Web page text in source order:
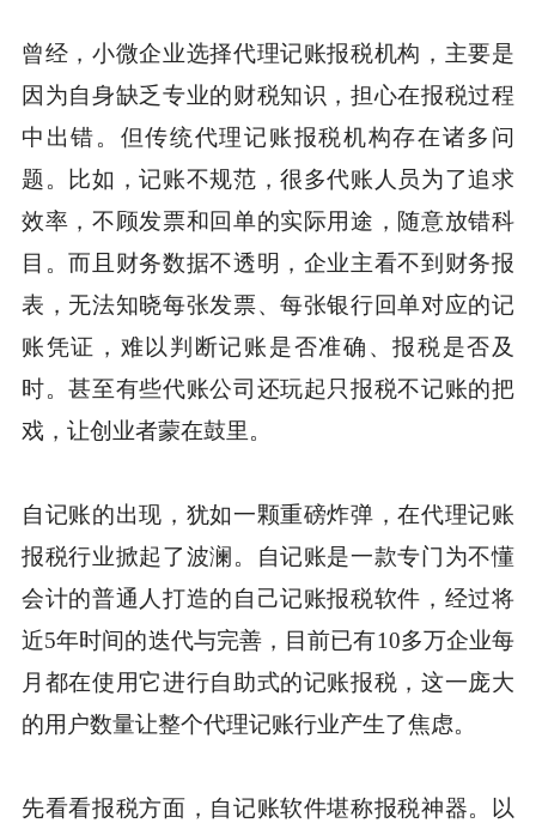
曾经，小微企业选择代理记账报税机构，主要是
因为自身缺乏专业的财税知识，担心在报税过程
中出错。但传统代理记账报税机构存在诸多问
题。比如，记账不规范，很多代账人员为了追求
效率，不顾发票和回单的实际用途，随意放错科
目。而且财务数据不透明，企业主看不到财务报
表，无法知晓每张发票、每张银行回单对应的记
账凭证，难以判断记账是否准确、报税是否及
时。甚至有些代账公司还玩起只报税不记账的把
戏，让创业者蒙在鼓里。
自记账的出现，犹如一颗重磅炸弹，在代理记账
报税行业掀起了波澜。自记账是一款专门为不懂
会计的普通人打造的自己记账报税软件，经过将
近5年时间的迭代与完善，目前已有10多万企业每
月都在使用它进行自助式的记账报税，这一庞大
的用户数量让整个代理记账行业产生了焦虑。
先看看报税方面，自记账软件堪称报税神器。以